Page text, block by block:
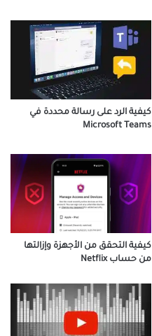
كيفية الرد على رسالة محددة في
Microsoft Teams
كيفية التحقق من الأجهزة وإزالتها
من حساب Netflix